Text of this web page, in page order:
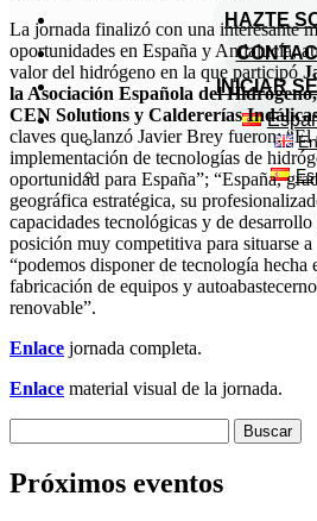
HAZTE
INICIAR
La jornada finalizó con una interesante
oportunidades en España y Andalucía,
valor del hidrógeno en la que participó
la Asociación Española del
CEN Solutions y Caldererías
claves que lanzó Javier Brey fueron: “El
implementación de tecnologías de
oportunidad para España”; “España,
geográfica estratégica, su
capacidades tecnológicas y de
posición muy competitiva para situarse a
“podemos disponer de tecnología hecha
fabricación de equipos y
renovable”.
Enlace jornada completa.
Enlace material visual de la jornada.
Próximos eventos